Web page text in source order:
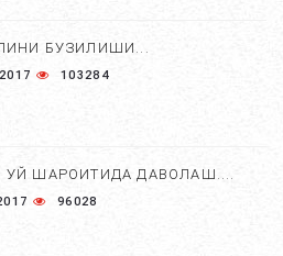
БУЗИЛИШИ...
103284
УЙ ШАРОИТИДА ДАВОЛАШ....
96028